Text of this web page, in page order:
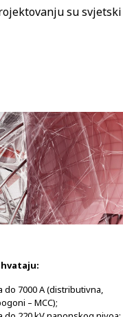
su svjetski
7000 A (distributivna,
– MCC);